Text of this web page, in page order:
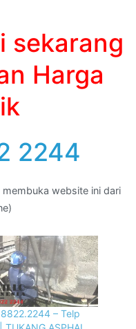
sekarang
Harga
2244
website ini dari
– Telp